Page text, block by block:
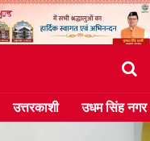
उत्तरकाशी उधम सिंह नगर